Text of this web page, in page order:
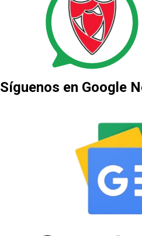
Síguenos en Google